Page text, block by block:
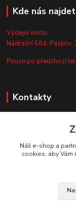
Kde nás
Výdejní místo:
Nádražní 684, Paskov,
Pouze po předchozí
Kontakty
+420 735 044
Náš e-shop a
cookies, aby Vám